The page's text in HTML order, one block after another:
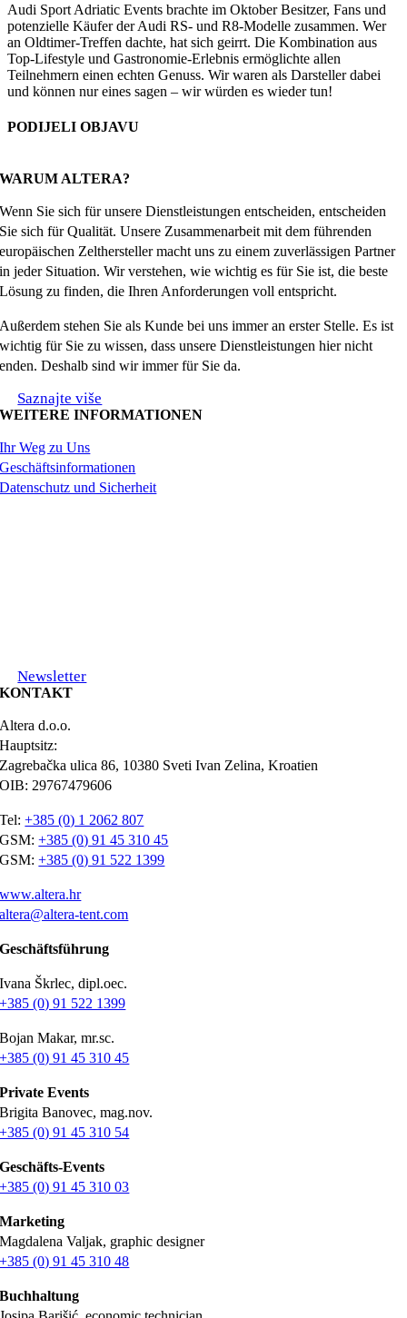
Audi Sport Adriatic Events brachte im Oktober Besitzer, Fans und
potenzielle Käufer der Audi RS- und R8-Modelle zusammen. Wer
an Oldtimer-Treffen dachte, hat sich geirrt. Die Kombination aus
Top-Lifestyle und Gastronomie-Erlebnis ermöglichte allen
Teilnehmern einen echten Genuss. Wir waren als Darsteller dabei
und können nur eines sagen – wir würden es wieder tun!
PODIJELI OBJAVU
WARUM ALTERA?
Wenn Sie sich für unsere Dienstleistungen entscheiden, entscheiden
Sie sich für Qualität. Unsere Zusammenarbeit mit dem führenden
europäischen Zelthersteller macht uns zu einem zuverlässigen Partner
in jeder Situation. Wir verstehen, wie wichtig es für Sie ist, die beste
Lösung zu finden, die Ihren Anforderungen voll entspricht.
Außerdem stehen Sie als Kunde bei uns immer an erster Stelle. Es ist
wichtig für Sie zu wissen, dass unsere Dienstleistungen hier nicht
enden. Deshalb sind wir immer für Sie da.
Saznajte više
WEITERE INFORMATIONEN
Ihr Weg zu Uns
Geschäftsinformationen
Datenschutz und Sicherheit
Newsletter
KONTAKT
Altera d.o.o.
Hauptsitz:
Zagrebačka ulica 86, 10380 Sveti Ivan Zelina, Kroatien
OIB: 29767479606
Tel:+385 (0) 1 2062 807
GSM:+385 (0) 91 45 310 45
GSM:+385 (0) 91 522 1399
www.altera.hr
altera@altera-tent.com
Geschäftsführung
Ivana Škrlec, dipl.oec.
+385 (0) 91 522 1399
Bojan Makar, mr.sc.
+385 (0) 91 45 310 45
Private Events
Brigita Banovec, mag.nov.
+385 (0) 91 45 310 54
Geschäfts-Events
+385 (0) 91 45 310 03
Marketing
Magdalena Valjak, graphic designer
+385 (0) 91 45 310 48
Buchhaltung